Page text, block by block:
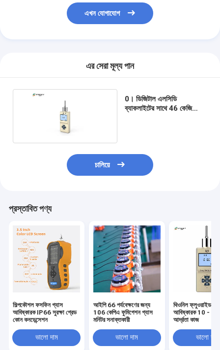
এখন যোগাযোগ
এর সেরা মূল্য পান
0। ডিজিটাল এলসিডি
ব্যাকলাইটের সাথে 46 কেজি
চালিয়ে
প্রস্তাবিত পণ্য
শিল্পকৌশল ফসফিন গ্যাস
আবিষ্কারক IP66 সুরক্ষা গ্রেড
কোন কনডেন্সেশন
ভালো দাম
আইপি 66 পর্যবেক্ষণের জন্য
106 কেপিএ ফুমিগেশন গ্যাস
মনিটর সনাক্তকারী
ভালো দাম
থিওনিল ফ্লুওরাইড
আবিষ্কারক 10 -
আর্দ্রতা কাজ
ভালো দাম